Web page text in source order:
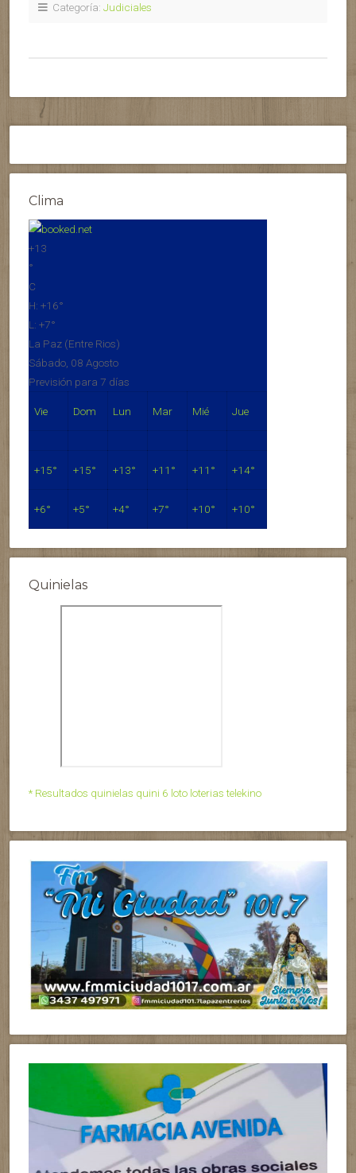
Categoría: Judiciales
Clima
+13
°
C
H: +16°
L: +7°
La Paz (Entre Rios)
Sábado, 08 Agosto
Previsión para 7 días
Vie Dom Lun Mar Mié Jue
+15° +15° +13° +11° +11° +14°
+6° +5° +4° +7° +10° +10°
Quinielas
* Resultados quinielas quini 6 loto loterias telekino